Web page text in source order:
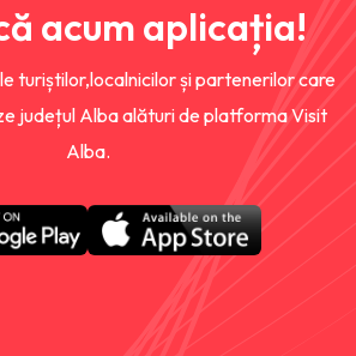
acum aplicația!
turiștilor,localnicilor și partenerilor care
județul Alba alături de platforma Visit
Alba.